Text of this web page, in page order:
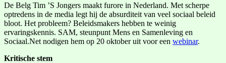
De Belg Tim ’S Jongers maakt furore in Nederland. Met scherpe
optredens in de media legt hij de absurditeit van veel sociaal beleid
bloot. Het probleem? Beleidsmakers hebben te weinig
ervaringskennis. SAM, steunpunt Mens en Samenleving en
Sociaal.Net nodigen hem op 20 oktober uit voor een webinar.
Kritische stem